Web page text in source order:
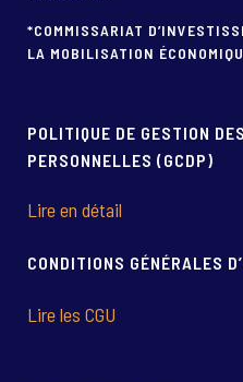
*COMMISSARIAT
LA MOBILISATION
POLITIQUE DE GESTION
PERSONNELLES (GCDP)
Lire en détail
CONDITIONS GÉNÉRALES
Lire les CGU